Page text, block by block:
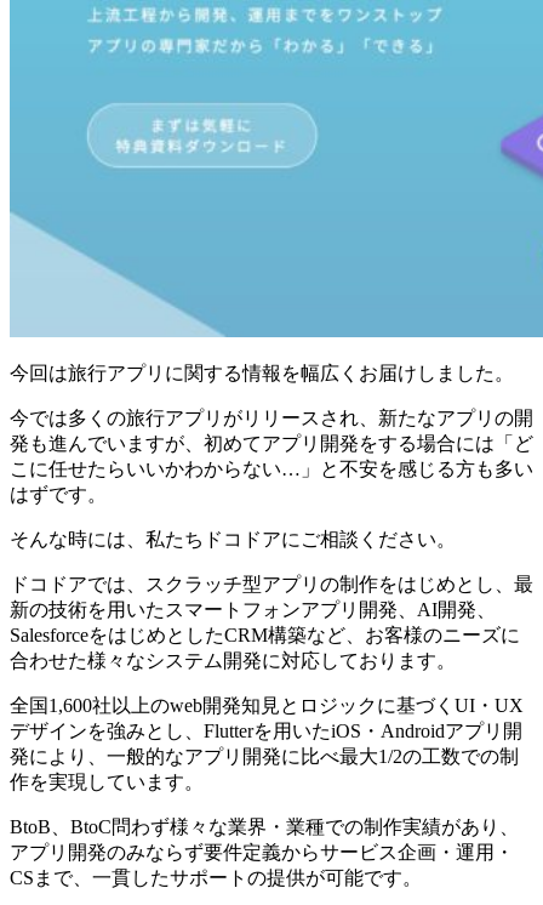
今回は旅行アプリに関する情報を幅広くお届けしました。
今では多くの旅行アプリがリリースされ、新たなアプリの開
発も進んでいますが、初めてアプリ開発をする場合には「ど
こに任せたらいいかわからない…」と不安を感じる方も多い
はずです。
そんな時には、私たちドコドアにご相談ください。
ドコドアでは、スクラッチ型アプリの制作をはじめとし、最
新の技術を用いたスマートフォンアプリ開発、AI開発、
SalesforceをはじめとしたCRM構築など、お客様のニーズに
合わせた様々なシステム開発に対応しております。
全国1,600社以上のweb開発知見とロジックに基づくUI・UX
デザインを強みとし、Flutterを用いたiOS・Androidアプリ開
発により、一般的なアプリ開発に比べ最大1/2の工数での制
作を実現しています。
BtoB、BtoC問わず様々な業界・業種での制作実績があり、
アプリ開発のみならず要件定義からサービス企画・運用・
CSまで、一貫したサポートの提供が可能です。